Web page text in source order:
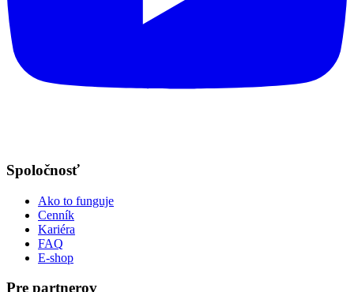
Spoločnosť
Ako to funguje
Cenník
Kariéra
FAQ
E-shop
Pre partnerov